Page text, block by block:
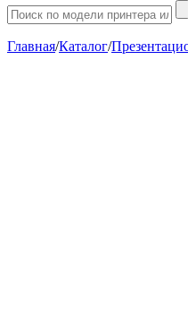
Главная/Каталог/